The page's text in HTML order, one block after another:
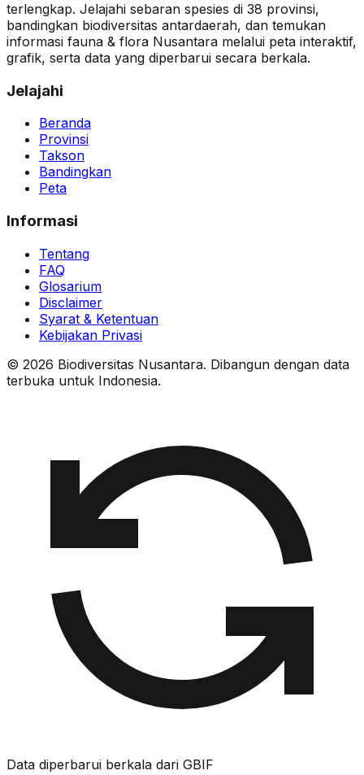
terlengkap. Jelajahi sebaran spesies di 38 provinsi,
bandingkan biodiversitas antardaerah, dan temukan
informasi fauna & flora Nusantara melalui peta interaktif,
grafik, serta data yang diperbarui secara berkala.
Jelajahi
Beranda
Provinsi
Takson
Bandingkan
Peta
Informasi
Tentang
FAQ
Glosarium
Disclaimer
Syarat & Ketentuan
Kebijakan Privasi
© 2026 Biodiversitas Nusantara. Dibangun dengan data
terbuka untuk Indonesia.
Data diperbarui berkala dari GBIF